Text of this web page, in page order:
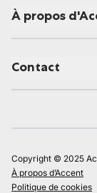
À propos
Contact
Copyright © 2025
À propos d’Accent
Politique de cookies